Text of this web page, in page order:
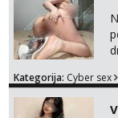
Kategorija: Cyber sex